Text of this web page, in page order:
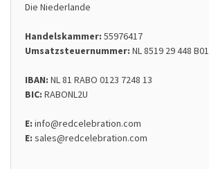
Die Niederlande
Handelskammer: 55976417
Umsatzsteuernummer: NL 8519 29 448 B01
IBAN: NL 81 RABO 0123 7248 13
BIC: RABONL2U
E: info@redcelebration.com
E: sales@redcelebration.com